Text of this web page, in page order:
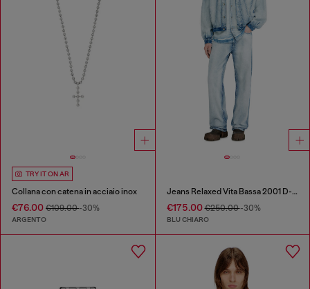
TRY IT ON AR
Collana con catena in acciaio inox
€76.00 €109.00-30%
ARGENTO
Jeans Relaxed Vita Bassa 2001 D-Macro
€175.00€250.00-30%
BLU CHIARO